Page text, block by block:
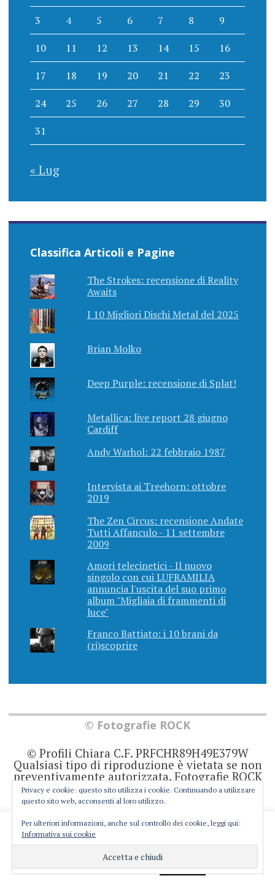
3 4 5 6 7 8 9
10 11 12 13 14 15 16
17 18 19 20 21 22 23
24 25 26 27 28 29 30
31
« Lug
Classifica Articoli e Pagine
The Strokes: recensione di Reality
Awaits
I 10 Migliori Dischi Metal del 2025
Brian Molko
Deep Purple: recensione di Splat!
Metallica: live report 28 giugno
Cardiff
Andy Warhol: 22 febbraio 1987
Intervista ai Treehorn: ottobre
2019
The Zen Circus: recensione Andate
Tutti Affanculo - 11 settembre
2009
Amori telecinetici - Il nuovo
singolo con cui LUFRAMILIA
annuncia l'uscita del suo primo
album "Migliaia di frammenti di
luce"
Franco Battiato: i 10 brani da
(ri)scoprire
© Fotografie ROCK
© Profili Chiara C.F. PRFCHR89H49E379W
Qualsiasi tipo di riproduzione è vietata se non
preventivamente autorizzata. Fotografie ROCK
non rappresenta una testata giornalistica in
quanto viene aggiornato senza alcuna
prodotto editoriale ai sensi della legge 62 del
7/3/2001. Ogni autore è direttamente
responsabile di ciò che scrive negli articoli e
nei commenti.
Privacy e Cookie
This website uses cookies to improve your experience. We'll
assume you're ok with this, but you can opt-out if you wish.
Privacy e cookie: questo sito utilizza i cookie. Continuando a utilizzare
questo sito web, acconsenti al loro utilizzo.
Per ulteriori informazioni, anche sul controllo dei cookie, leggi qui:
Informativa sui cookie